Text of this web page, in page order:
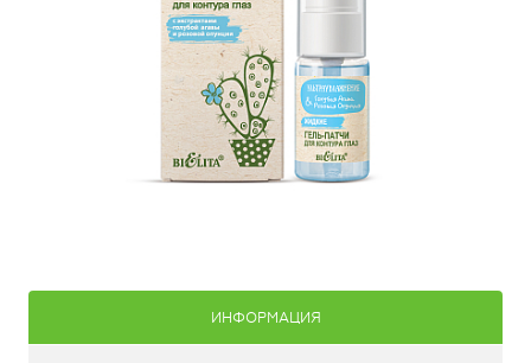
ИНФОРМАЦИЯ